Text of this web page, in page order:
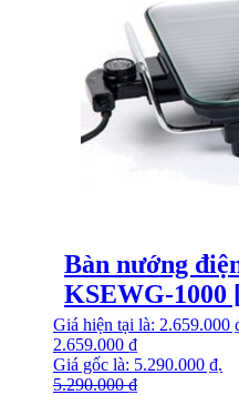
Bàn nướng
KSEWG-1000
5.290.000₫
Giá gốc là: 5.290.000 ₫.
2.659.000 ₫
Giá hiện tại là: 2.659.000